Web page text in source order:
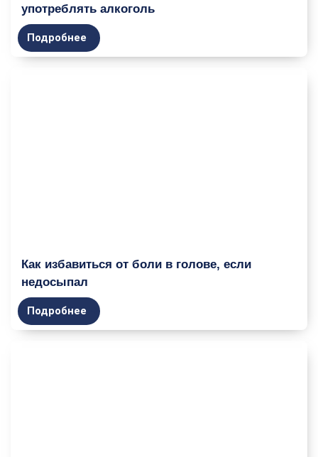
употреблять алкоголь
Подробнее
Как избавиться от боли в голове, если
недосыпал
Подробнее